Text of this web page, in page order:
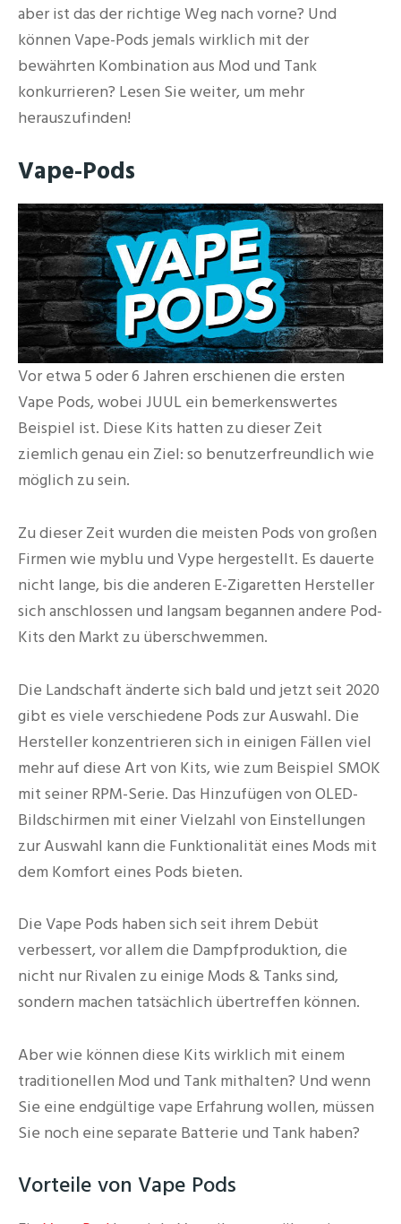
aber ist das der richtige Weg nach vorne? Und
können Vape-Pods jemals wirklich mit der
bewährten Kombination aus Mod und Tank
konkurrieren? Lesen Sie weiter, um mehr
herauszufinden!
Vape-Pods
Vor etwa 5 oder 6 Jahren erschienen die ersten
Vape Pods, wobei JUUL ein bemerkenswertes
Beispiel ist. Diese Kits hatten zu dieser Zeit
ziemlich genau ein Ziel: so benutzerfreundlich wie
möglich zu sein.
Zu dieser Zeit wurden die meisten Pods von großen
Firmen wie myblu und Vype hergestellt. Es dauerte
nicht lange, bis die anderen E-Zigaretten Hersteller
sich anschlossen und langsam begannen andere Pod-
Kits den Markt zu überschwemmen.
Die Landschaft änderte sich bald und jetzt seit 2020
gibt es viele verschiedene Pods zur Auswahl. Die
Hersteller konzentrieren sich in einigen Fällen viel
mehr auf diese Art von Kits, wie zum Beispiel SMOK
mit seiner RPM-Serie. Das Hinzufügen von OLED-
Bildschirmen mit einer Vielzahl von Einstellungen
zur Auswahl kann die Funktionalität eines Mods mit
dem Komfort eines Pods bieten.
Die Vape Pods haben sich seit ihrem Debüt
verbessert, vor allem die Dampfproduktion, die
nicht nur Rivalen zu einige Mods & Tanks sind,
sondern machen tatsächlich übertreffen können.
Aber wie können diese Kits wirklich mit einem
traditionellen Mod und Tank mithalten? Und wenn
Sie eine endgültige vape Erfahrung wollen, müssen
Sie noch eine separate Batterie und Tank haben?
Vorteile von Vape Pods